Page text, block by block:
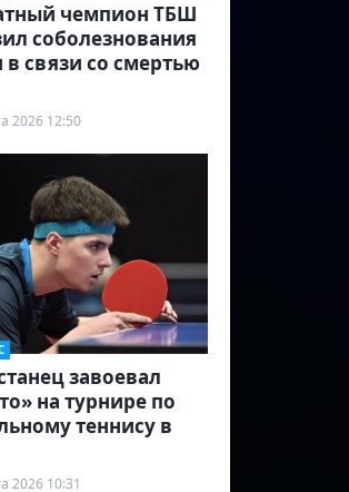
чемпион ТБШ
соболезнования
в связи со смертью
2026 12:50
завоевал
на турнире по
теннису в
2026 10:31